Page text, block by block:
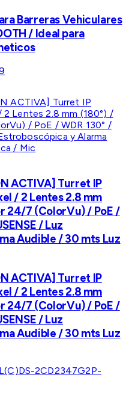
Barreras Vehiculares
/ Ideal para
ACTIVA] Turret IP
/ 2 Lentes 2.8 mm
24/7 (ColorVu) / PoE /
/ Luz
Audible / 30 mts Luz
ACTIVA] Turret IP
/ 2 Lentes 2.8 mm
24/7 (ColorVu) / PoE /
/ Luz
Audible / 30 mts Luz
DS-2CD2347G2P-